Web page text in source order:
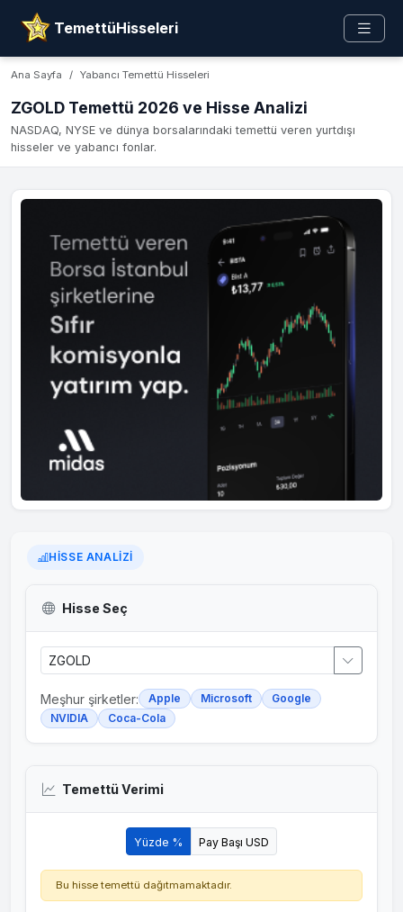
TemettüHisseleri
Ana Sayfa Yabancı Temettü Hisseleri
ZGOLD Temettü 2026 ve Hisse Analizi
NASDAQ, NYSE ve dünya borsalarındaki temettü veren yurtdışı
hisseler ve yabancı fonlar.
HISSE ANALIZI
Hisse Seç
Meşhur şirketler: Apple Microsoft
Google
NVIDIA
Coca-Cola
Temettü Verimi
Yüzde % Pay Başı USD
Bu hisse temettü dağıtmamaktadır.